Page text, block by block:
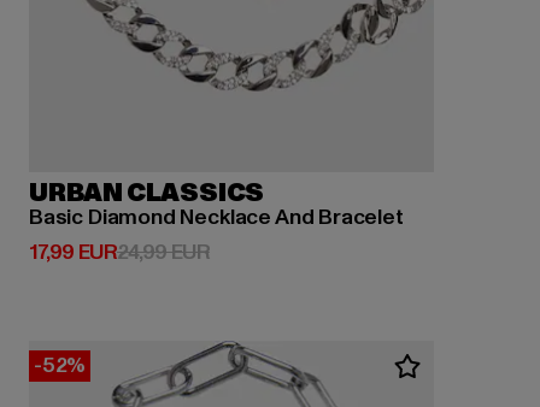
URBAN CLASSICS
Basic Diamond Necklace And Bracelet
17,99 EUR
Derzeitiger Preis: 17,99 EUR
24,99 EURAktionspreis: 24,99 EUR
-52%